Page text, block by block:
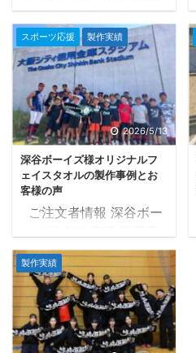
させていただき、かなり
かっこいいタオルが完成
いたしました
タオル
ツクールでは以前から昇
侍選手のタオルをご注文
いただき作製させていた
だいておりました！
タオルの品質にもご満足
いただき、大変嬉しいで
す
！！ 今回、2026年
7月18日（土）広島県で
行われる「RIZIN
HIROSHIMA」に昇侍選
手が出場されます！！ 昇
侍選手は1年8ヶ月ぶりの
復帰戦になるそうで、是
非とも勝ってほしいです
スポーツ応援 製作実績
2026/5/13
深谷ボーイズ様オリジナルフ
ェイスタオルの製作事例とお
客様の声
ご注文者情報 深谷ボー
タオルの種類 フェイスタ
オル 33×82cm タオル
産地 国産生地 プリント
の種類 染料プリント 色
数 3色 黒、青緑、黄 納
品まで ご注文後タオルツ
製作実績